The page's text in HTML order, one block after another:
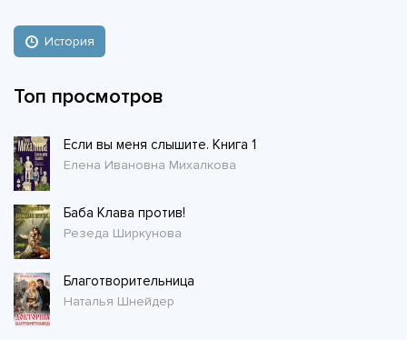
История
Топ просмотров
Если вы меня слышите. Книга 1
Елена Ивановна Михалкова
Баба Клава против!
Резеда Ширкунова
Благотворительница
Наталья Шнейдер